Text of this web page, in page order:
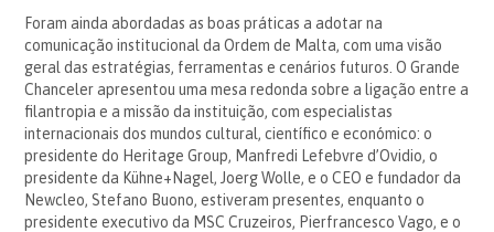
Foram ainda abordadas as boas práticas a adotar na
comunicação institucional da Ordem de Malta, com uma visão
geral das estratégias, ferramentas e cenários futuros. O Grande
Chanceler apresentou uma mesa redonda sobre a ligação entre a
filantropia e a missão da instituição, com especialistas
internacionais dos mundos cultural, científico e económico: o
presidente do Heritage Group, Manfredi Lefebvre d’Ovidio, o
presidente da Kühne+Nagel, Joerg Wolle, e o CEO e fundador da
Newcleo, Stefano Buono, estiveram presentes, enquanto o
presidente executivo da MSC Cruzeiros, Pierfrancesco Vago, e o